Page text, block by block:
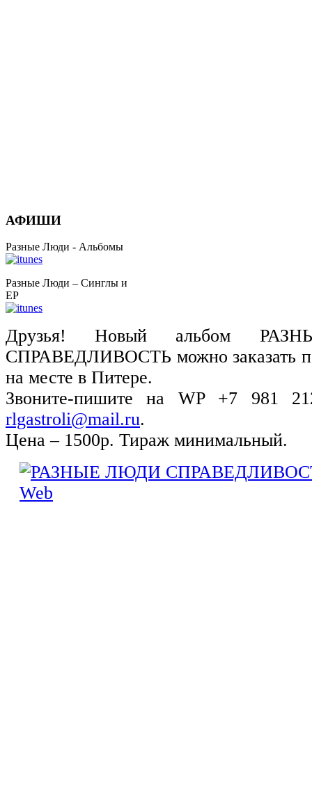
АФИШИ
Разные Люди - Альбомы
Разные Люди – Синглы и
EP
Друзья! Новый альбом
СПРАВЕДЛИВОСТЬ можно заказать
на месте в Питере.
Звоните-пишите на WP +7 981
rlgastroli@mail.ru.
Цена – 1500р. Тираж минимальный.